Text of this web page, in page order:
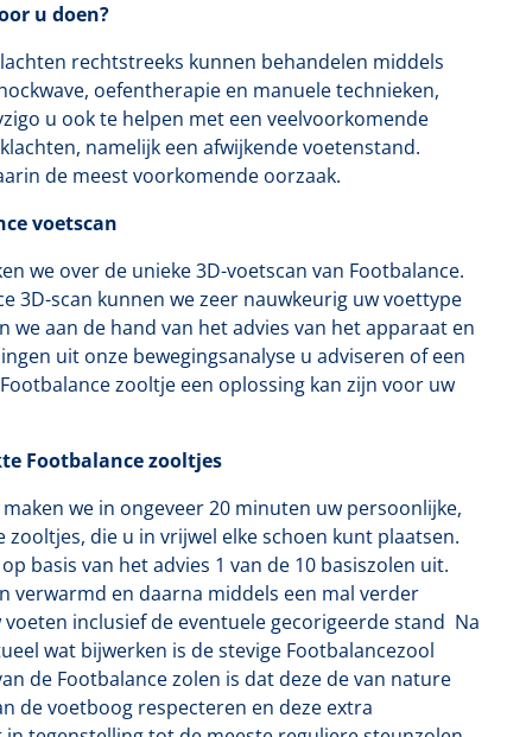
u doen?
rechtstreeks kunnen behandelen middels
oefentherapie en manuele technieken,
u ook te helpen met een veelvoorkomende
namelijk een afwijkende voetenstand.
de meest voorkomende oorzaak.
voetscan
we over de unieke 3D-voetscan van Footbalance.
3D-scan kunnen we zeer nauwkeurig uw voettype
we aan de hand van het advies van het apparaat en
uit onze bewegingsanalyse u adviseren of een
zooltje een oplossing kan zijn voor uw
Footbalance zooltjes
we in ongeveer 20 minuten uw persoonlijke,
zooltjes, die u in vrijwel elke schoen kunt plaatsen.
basis van het advies 1 van de 10 basiszolen uit.
verwarmd en daarna middels een mal verder
voeten inclusief de eventuele gecorigeerde stand Na
wat bijwerken is de stevige Footbalancezool
de Footbalance zolen is dat deze de van nature
de voetboog respecteren en deze extra